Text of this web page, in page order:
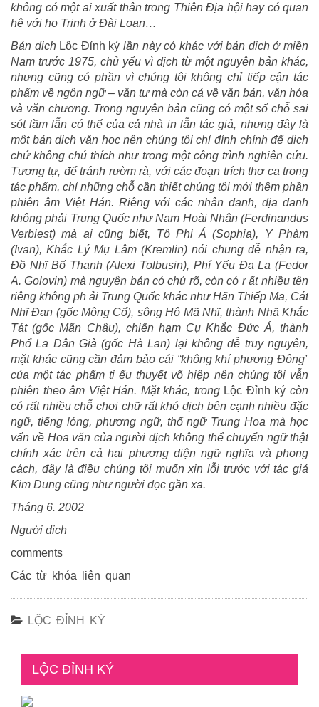
không có một ai xuất thân trong Thiên Địa hội hay có quan
hệ với họ Trịnh ở Đài Loan…
Bản dịch Lộc Đỉnh ký lần này có khác với bản dịch ở miền
Nam trước 1975, chủ yếu vì dịch từ một nguyên bản khác,
nhưng cũng có phần vì chúng tôi không chỉ tiếp cận tác
phẩm về ngôn ngữ – văn tự mà còn cả về văn bản, văn hóa
và văn chương. Trong nguyên bản cũng có một số chỗ sai
sót lầm lẫn có thể của cả nhà in lẫn tác giả, nhưng đây là
một bản dịch văn học nên chúng tôi chỉ đính chính để dịch
chứ không chú thích như trong một công trình nghiên cứu.
Tương tự, để tránh rườm rà, với các đoạn trích thơ ca trong
tác phẩm, chỉ những chỗ cần thiết chúng tôi mới thêm phần
phiên âm Việt Hán. Riêng với các nhân danh, địa danh
không phải Trung Quốc như Nam Hoài Nhân (Ferdinandus
Verbiest) mà ai cũng biết, Tô Phi Á (Sophia), Y Phàm
(Ivan), Khắc Lý Mụ Lâm (Kremlin) nói chung dễ nhận ra,
Đồ Nhĩ Bố Thanh (Alexi Tolbusin), Phí Yếu Đa La (Fedor
A. Golovin) mà nguyên bản có chú rõ, còn có r ất nhiều tên
riêng không ph ải Trung Quốc khác như Hãn Thiếp Ma, Cát
Nhĩ Đan (gốc Mông Cổ), sông Hô Mã Nhĩ, thành Nhã Khắc
Tát (gốc Mãn Châu), chiến hạm Cụ Khắc Đức Á, thành
Phổ La Dân Già (gốc Hà Lan) lại không dễ truy nguyên,
mặt khác cũng cần đảm bảo cái “không khí phương Đông”
của một tác phẩm ti ểu thuyết võ hiệp nên chúng tôi vẫn
phiên theo âm Việt Hán. Mặt khác, trong Lộc Đỉnh ký còn
có rất nhiều chỗ chơi chữ rất khó dịch bên cạnh nhiều đặc
ngữ, tiếng lóng, phương ngữ, thổ ngữ Trung Hoa mà học
vấn về Hoa văn của người dịch không thể chuyển ngữ thật
chính xác trên cả hai phương diện ngữ nghĩa và phong
cách, đây là điều chúng tôi muốn xin lỗi trước với tác giả
Kim Dung cũng như người đọc gần xa.
Tháng 6. 2002
Người dịch
comments
Các từ khóa liên quan
LỘC ĐỈNH KÝ
LỘC ĐỈNH KÝ